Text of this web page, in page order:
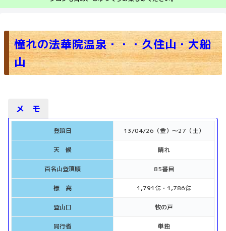
憧れの法華院温泉・・・久住山・大船
山
メ モ
登頂日 13/04/26（金）〜27（土）
天 候 晴れ
百名山登頂順 85番目
標 高 1,791㍍・1,786㍍
登山口 牧の戸
同行者 単独